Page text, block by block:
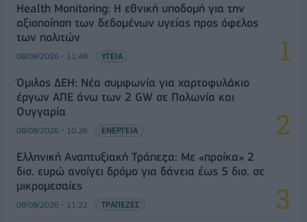
Health Monitoring: Η εθνική υποδομή για την
αξιοποίηση των δεδομένων υγείας προς όφελος
των πολιτών
08/08/2026 - 11:48 ΥΓΕΙΑ
Όμιλος ΔΕΗ: Νέα συμφωνία για χαρτοφυλάκιο
έργων ΑΠΕ άνω των 2 GW σε Πολωνία και
Ουγγαρία
08/08/2026 - 10:26 ΕΝΕΡΓΕΙΑ
Ελληνική Αναπτυξιακή Τράπεζα: Με «προίκα» 2
δισ. ευρώ ανοίγει δρόμο για δάνεια έως 5 δισ. σε
μικρομεσαίες
08/08/2026 - 11:22 ΤΡΑΠΕΖΕΣ